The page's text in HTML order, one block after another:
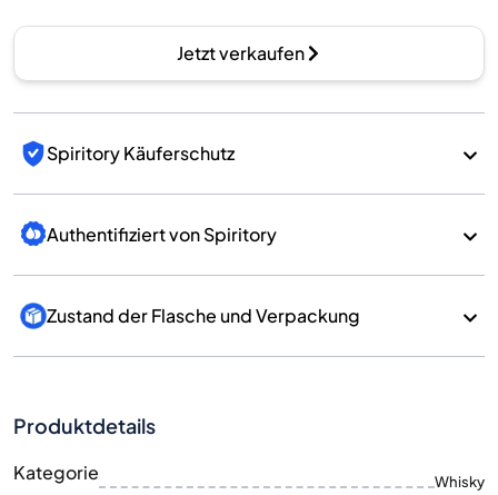
Jetzt verkaufen
Spiritory Käuferschutz
Authentifiziert von Spiritory
Zustand der Flasche und Verpackung
Produktdetails
Kategorie Whisky